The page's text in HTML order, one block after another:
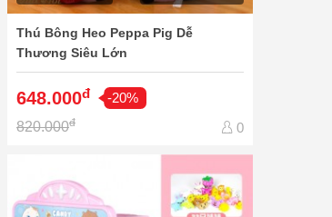
Thú Bông Heo Peppa Pig Dễ
Thương Siêu Lớn
648.000đ
-20%
820.000đ 0